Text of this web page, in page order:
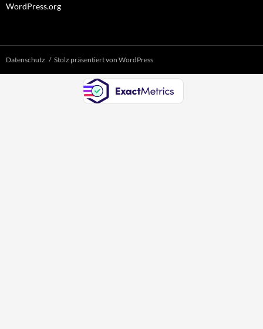
WordPress.org
Datenschutz Stolz präsentiert von WordPress